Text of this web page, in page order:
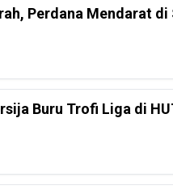
Perdana Mendarat
Buru Trofi Liga di